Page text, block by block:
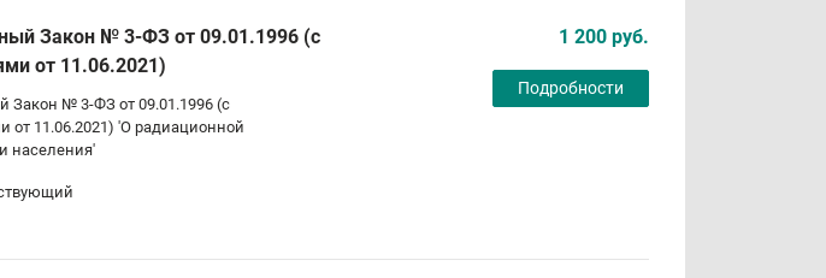
Закон № 3-ФЗ от 09.01.1996 (с
от 11.06.2021)
Закон № 3-ФЗ от 09.01.1996 (с
от 11.06.2021) 'О радиационной
населения'
1 200 руб.
Подробности